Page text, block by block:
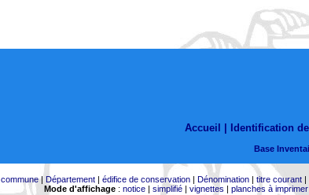
Accueil | Identification
Base
commune| Département| édifice de conservation| Dénomination| titre courant|
Mode d'affichage: notice| simplifié| vignettes | planches à